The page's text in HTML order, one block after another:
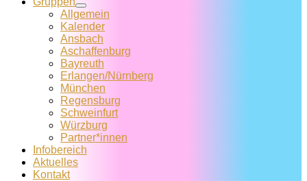
Allgemein
Kalender
Ansbach
Aschaffenburg
Bayreuth
Erlangen/Nürnberg
München
Regensburg
Schweinfurt
Würzburg
Partner*innen
Infobereich
Aktuelles
Kontakt